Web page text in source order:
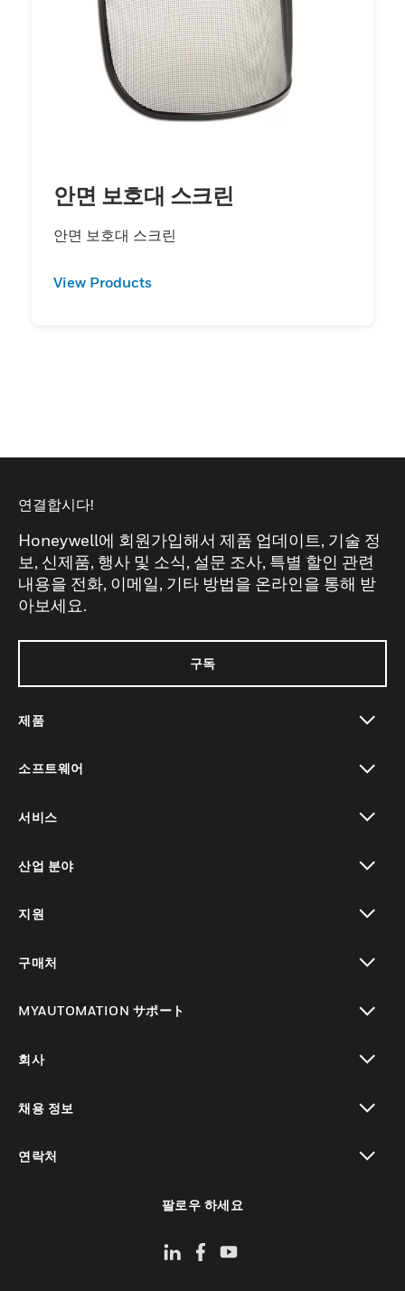
안면 보호대 스크린
안면 보호대 스크린
View Products
연결합시다!
Honeywell에 회원가입해서 제품 업데이트, 기술 정
보, 신제품, 행사 및 소식, 설문 조사, 특별 할인 관련
내용을 전화, 이메일, 기타 방법을 온라인을 통해 받
아보세요.
구독
제품
소프트웨어
서비스
산업 분야
지원
구매처
MYAUTOMATION サポート
회사
채용 정보
연락처
팔로우 하세요